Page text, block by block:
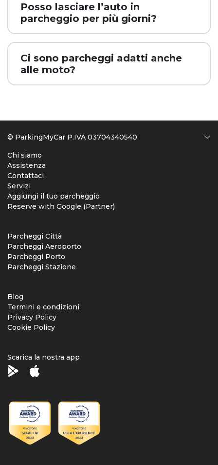
Posso lasciare l’auto in
parcheggio per più giorni?
Ci sono parcheggi adatti anche
alle moto?
© ParkingMyCar P.IVA 03704340540
Chi siamo
Assistenza
Contattaci
Servizi
Aggiungi il tuo parcheggio
Reserve with Google (Partner)
Parcheggi Città
Parcheggi Aeroporto
Parcheggi Porto
Parcheggi Stazione
Blog
Termini e condizioni
Privacy Policy
Cookie Policy
Scarica la nostra app